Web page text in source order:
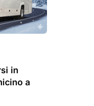
in
a